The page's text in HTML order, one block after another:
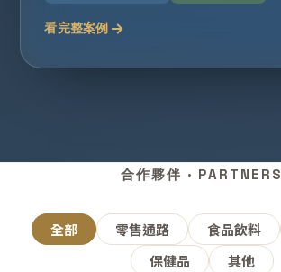
看完整案例
合作夥伴 · PARTNERS
全部 零售通路 食品飲料
保健品
其他